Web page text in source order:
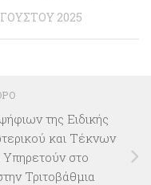
2025
της Ειδικής
και Τέκνων
στο
Τριτοβάθμια